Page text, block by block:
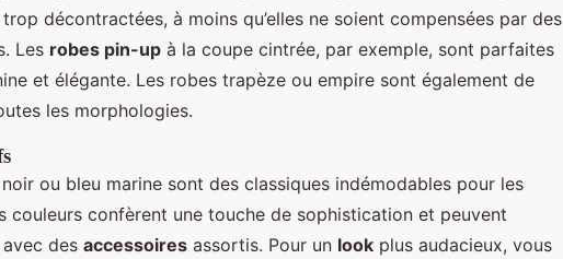
décontractées, à moins qu’elles ne soient compensées par des
Les robes pin-up à la coupe cintrée, par exemple, sont parfaites
et élégante. Les robes trapèze ou empire sont également de
les morphologies.
ou bleu marine sont des classiques indémodables pour les
couleurs confèrent une touche de sophistication et peuvent
des accessoires assortis. Pour un look plus audacieux, vous